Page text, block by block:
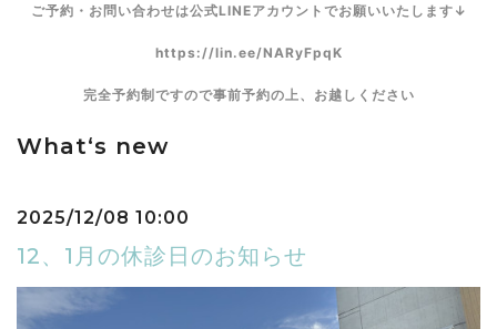
ご予約・お問い合わせは公式LINEアカウントでお願いいたします↓
https://lin.ee/NARyFpqK
完全予約制ですので事前予約の上、お越しください
What‘s new
2025/12/08 10:00
12、1月の休診日のお知らせ